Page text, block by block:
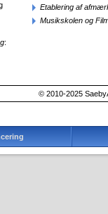
:
Etablering af
Musikskolen og
© 2010-2025